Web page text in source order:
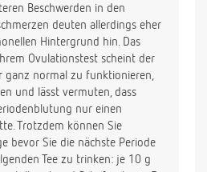
Beschwerden in den
deuten allerdings eher
Hintergrund hin. Das
Ovulationstest scheint der
ganz normal zu funktionieren,
und lässt vermuten, dass
nur einen
Trotzdem können Sie
bevor Sie die nächste Periode
Tee zu trinken: je 10 g